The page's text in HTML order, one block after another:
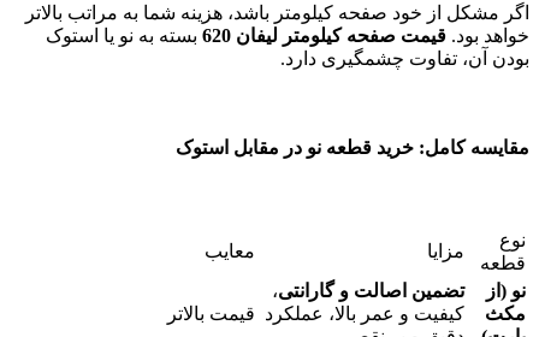
اگر مشکل از خود صفحه کیلومتر باشد، هزینه شما به مراتب بالاتر
خواهد بود. قیمت صفحه کیلومتر لیفان 620
بسته به نو یا استوک
بودن آن، تفاوت چشمگیری دارد.
مقایسه کامل: خرید قطعه نو در مقابل استوک
نوع
قطعه
مزایا
معایب
نو (از
مکث
تضمین اصالت و گارانتی،
کیفیت و عمر بالا، عملکرد قیمت بالاتر